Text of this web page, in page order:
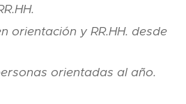
orientación y RR.HH. desde
orientadas al año.